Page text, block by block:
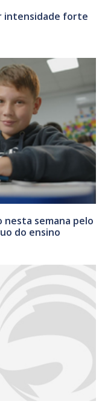
intensidade forte
nesta semana pelo
do ensino